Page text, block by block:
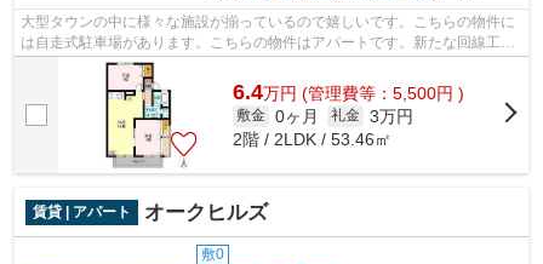
大型タウンの中に様々な施設が揃っているので嬉しいです。こちらの物件に
は自走式駐車場があります。こちらの物件はアパートです。新たな回線工事
が必要ない、経済的なネット回線工事...
6.4万円 (管理費等：5,500円 )
敷金 0ヶ月 礼金 3万円
2階 / 2LDK / 53.46㎡
賃貸 | アパート オークヒルズ
敷0